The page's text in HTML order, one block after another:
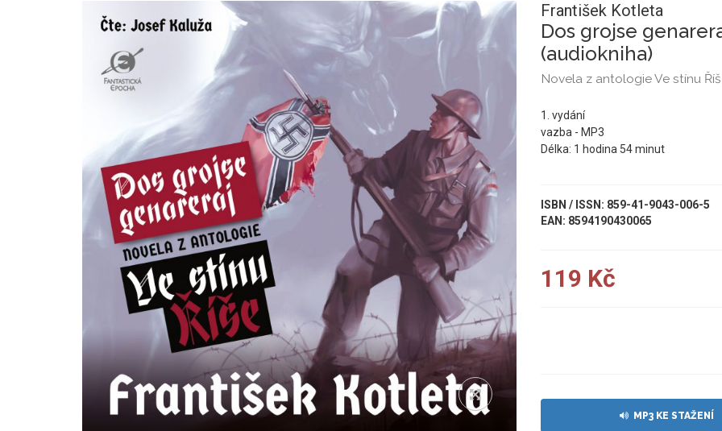
František Kotleta
Dos grojse
(audiokniha)
Novela z antologie Ve stínu
1. vydání
vazba - MP3
Délka: 1 hodina 54 minut
ISBN / ISSN: 859-41-9043-006-5
EAN: 8594190430065
119 Kč
MP3 KE STAŽENÍ